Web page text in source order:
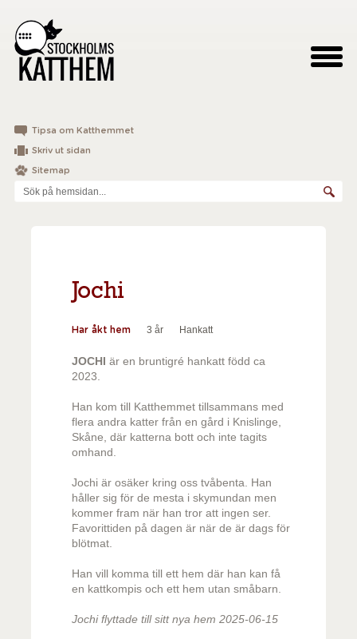
Tipsa om Katthemmet
Skriv ut sidan
Sitemap
Jochi
Har åkt hem 3 år Hankatt
JOCHI är en bruntigré hankatt född ca
2023.
Han kom till Katthemmet tillsammans med
flera andra katter från en gård i Knislinge,
Skåne, där katterna bott och inte tagits
omhand.
Jochi är osäker kring oss tvåbenta. Han
håller sig för de mesta i skymundan men
kommer fram när han tror att ingen ser.
Favorittiden på dagen är när de är dags för
blötmat.
Han vill komma till ett hem där han kan få
en kattkompis och ett hem utan småbarn.
Jochi flyttade till sitt nya hem 2025-06-15